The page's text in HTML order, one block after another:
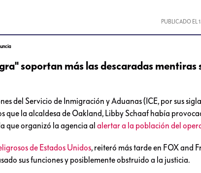
PUBLICADO EL
soportan más las descaradas mentiras
del Servicio de Inmigración y Aduanas (ICE, por sus
que la alcaldesa de Oakland, Libby Schaaf había
que organizó la agencia alalertar a la población del
de Estados Unidos, reiteró más tarde en FOX and
sus funciones y posiblemente obstruido a la justicia.